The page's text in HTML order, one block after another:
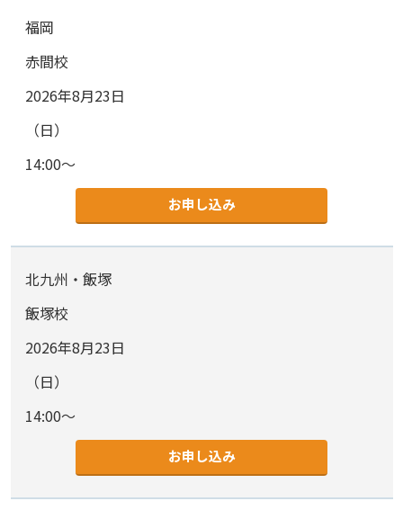
福岡
赤間校
2026年8月23日
（日）
14:00～
お申し込み
北九州・飯塚
飯塚校
2026年8月23日
（日）
14:00～
お申し込み